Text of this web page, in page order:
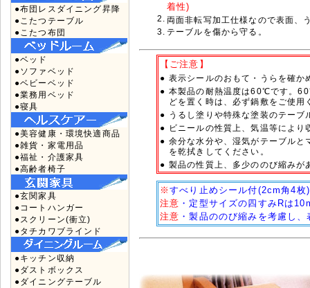
●布団レスダイニング昇降
●こたつテーブル
●こたつ布団
●ベッド
●ソファベッド
●ベビーベッド
●業務用ベッド
●寝具
●美容健康・環境快適商品
●雑貨・家電用品
●福祉・介護家具
●高齢者椅子
●玄関家具
●コートハンガー
●スクリーン(衝立)
●タチカワブラインド
●キッチン収納
●ダストボックス
●ダイニングテーブル
着性)
2.
両面非転写加工仕様なので表面、
3. テーブルを傷から守る。
【ご注意】
● 表示シールのおもて・うらを確か
● 本製品の耐熱温度は60℃です。
どを置く時は、必ず鍋敷をご使用
●
うるし塗りや特殊な塗装のテー
●
ビニールの性質上、気温等によ
● 余分な水分や、湿気がテーブルと
を乾拭きしてください。
● 製品の性質上、多少ののび縮みが
※すべり止めシール付(2cm角4枚)
注意 ・定型サイズの四すみRは
注意 ・製品ののび縮みを考慮し